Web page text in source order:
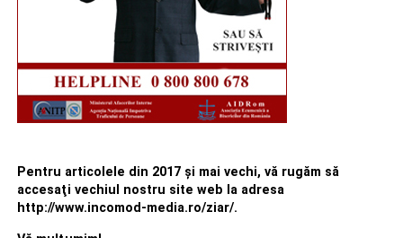
Pentru articolele din 2017 şi mai vechi, vă rugăm să
accesaţi vechiul nostru site web la adresa
http://www.incomod-media.ro/ziar/.